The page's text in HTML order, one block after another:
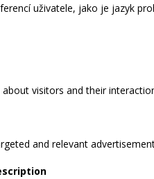
uživatele, jako je jazyk
visitors and their
and relevant